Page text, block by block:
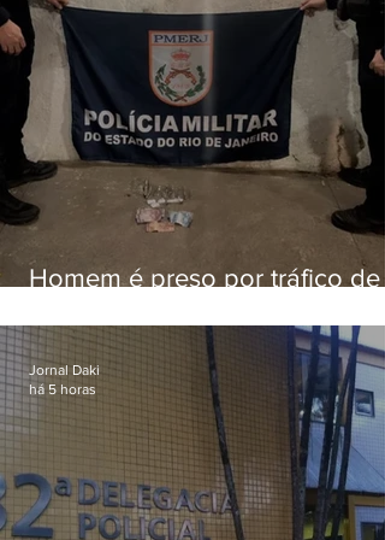
Homem é preso por tráfico de
Jornal Daki
há 5 horas